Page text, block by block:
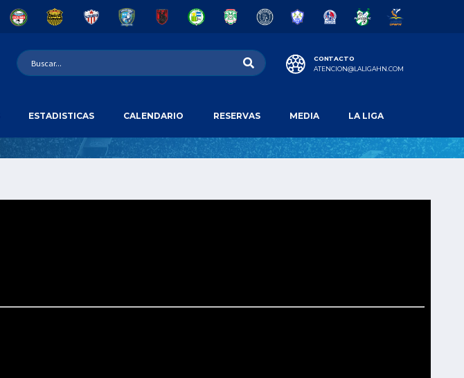
CONTACTO
ATENCION@LALIGAHN.COM
ESTADISTICAS CALENDARIO RESERVAS MEDIA LA LIGA